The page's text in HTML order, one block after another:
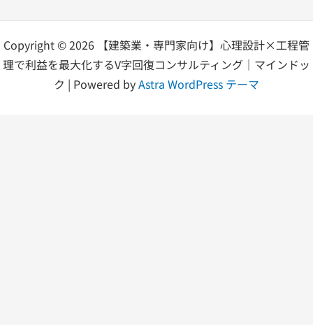
Copyright © 2026 【建築業・専門家向け】心理設計×工程管
理で利益を最大化するV字回復コンサルティング｜マインドッ
ク | Powered byAstra WordPress テーマ